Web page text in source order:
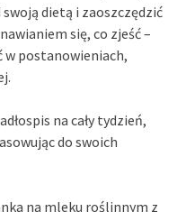
dietą i zaoszczędzić
się, co zjeść –
w postanowieniach,
na cały tydzień,
do swoich
na mleku roślinnym z